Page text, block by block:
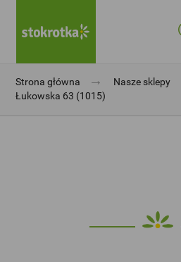
Strona główna → Nasze sklepy
Łukowska 63 (1015)